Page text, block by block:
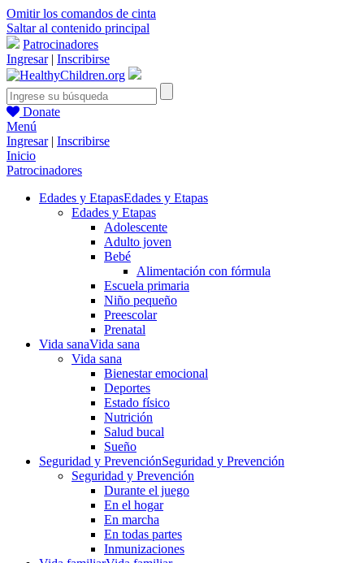
Omitir los comandos de cinta
Saltar al contenido principal
Patrocinadores
Ingresar| Inscribirse
Donate
Menú
Ingresar| Inscribirse
Inicio
Patrocinadores
Edades y EtapasEdades y Etapas
Edades y Etapas
Adolescente
Adulto joven
Bebé
Alimentación con fórmula
Escuela primaria
Niño pequeño
Preescolar
Prenatal
Vida sanaVida sana
Vida sana
Bienestar emocional
Deportes
Estado físico
Nutrición
Salud bucal
Sueño
Seguridad y PrevenciónSeguridad y Prevención
Seguridad y Prevención
Durante el juego
En el hogar
En marcha
En todas partes
Inmunizaciones